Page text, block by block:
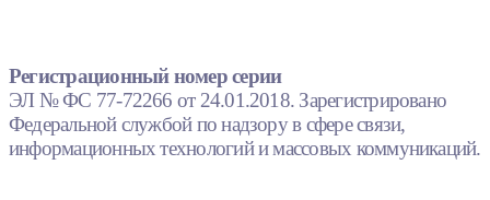
Регистрационный номер серии
ЭЛ № ФС 77-72266 от 24.01.2018. Зарегистрировано
Федеральной службой по надзору в сфере связи,
информационных технологий и массовых коммуникаций.